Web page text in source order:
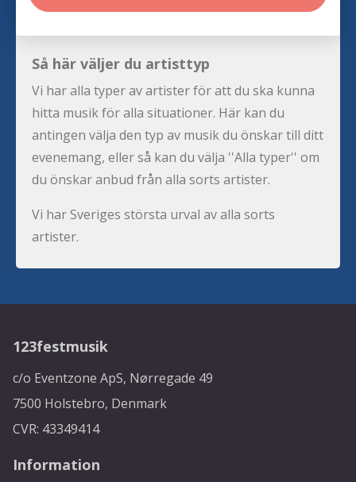
Så här väljer du artisttyp
Vi har alla typer av artister för att du ska kunna
hitta musik för alla situationer. Här kan du
antingen välja den typ av musik du önskar till ditt
evenemang, eller så kan du välja ''Alla typer'' om
du önskar anbud från alla sorts artister.
Vi har Sveriges största urval av alla sorts
artister.
123festmusik
c/o Eventzone ApS, Nørregade 49
7500 Holstebro, Denmark
CVR: 43349414
Information